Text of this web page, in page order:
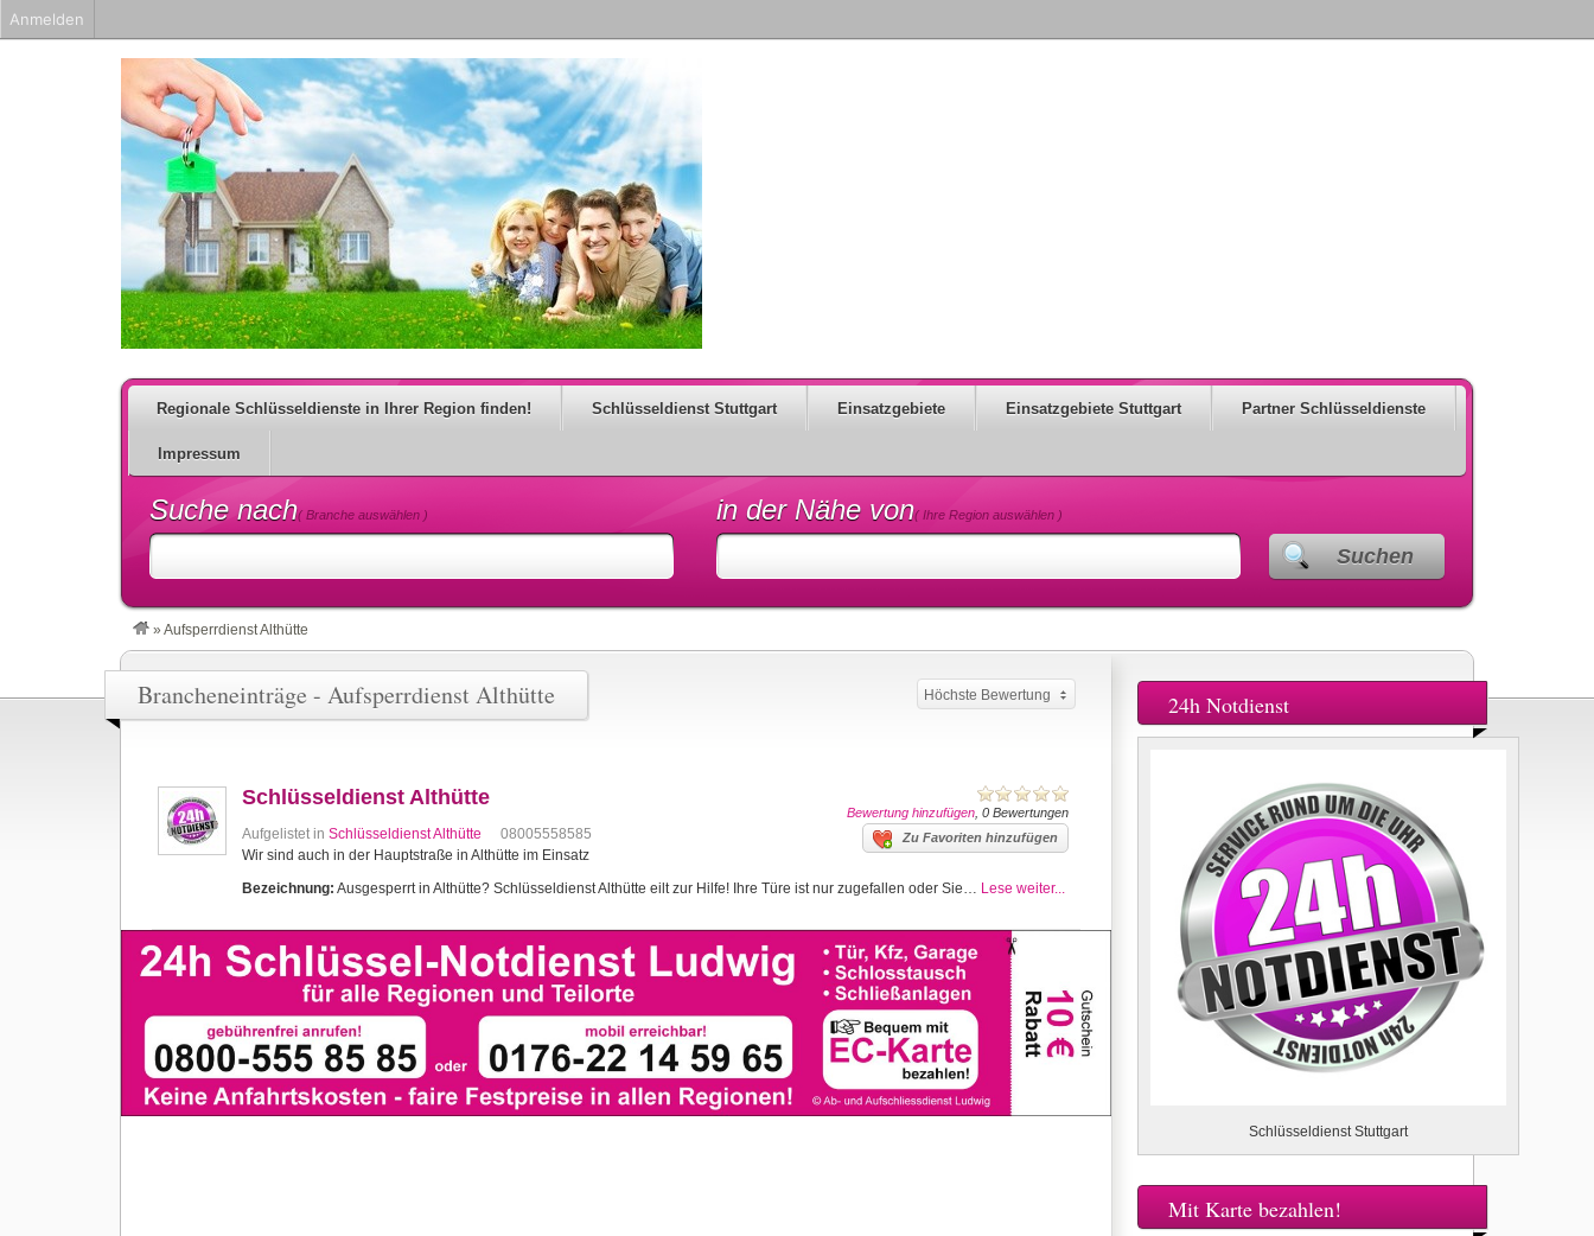
Regionale Schlüsseldienste in Ihrer Region finden! Schlüsseldienst Stuttgart Einsatzgebiete Einsatzgebiete Stuttgart Partner Schlüsseldienste
Impressum
Suche nach( Branche auswählen ) in der Nähe von( Ihre Region auswählen )
Suchen
» Aufsperrdienst Althütte
Brancheneinträge - Aufsperrdienst Althütte Höchste Bewertung
Bewertung hinzufügen , 0 Bewertungen
Schlüsseldienst Althütte
Aufgelistet in Schlüsseldienst Althütte Zu Favoriten hinzufügen
08005558585
Wir sind auch in der Hauptstraße in Althütte im Einsatz
Bezeichnung: Ausgesperrt in Althütte? Schlüsseldienst Althütte eilt zur Hilfe! Ihre Türe ist nur zugefallen oder Sie… Lese weiter...
24h Notdienst
Schlüsseldienst Stuttgart
Mit Karte bezahlen!
Anmelden